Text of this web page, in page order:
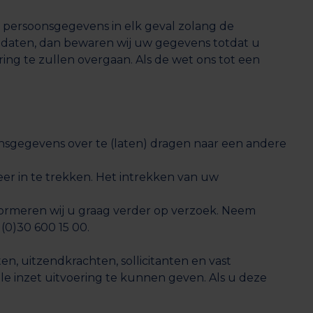
in elk geval zolang de
dan bewaren wij uw gegevens totdat u
te zullen overgaan. Als de wet ons tot een
over te (laten) dragen naar een andere
in te trekken. Het intrekken van uw
wij u graag verder op verzoek. Neem
600 15 00.
uitzendkrachten, sollicitanten en vast
inzet uitvoering te kunnen geven. Als u deze